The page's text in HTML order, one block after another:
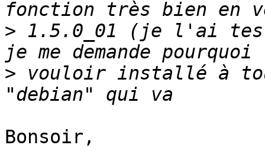
> 1.5.0_01 (je l'ai
> vouloir installé à
Bonsoir,